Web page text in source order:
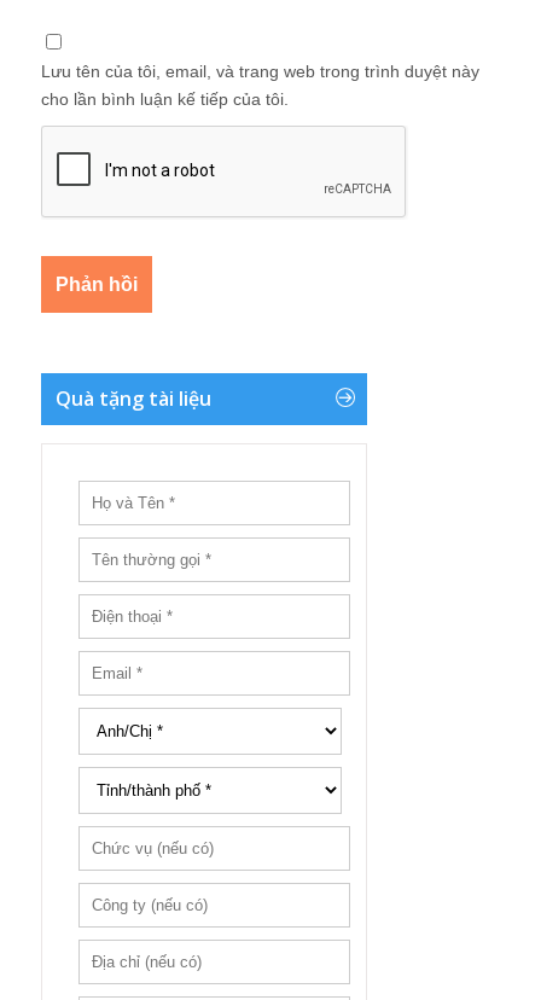
Lưu tên của tôi, email, và trang web trong trình duyệt này
cho lần bình luận kế tiếp của tôi.
Quà tặng tài liệu